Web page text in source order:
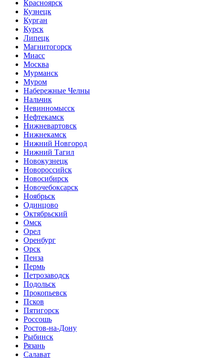
Красноярск
Кузнецк
Курган
Курск
Липецк
Магнитогорск
Миасс
Москва
Мурманск
Муром
Набережные Челны
Нальчик
Невинномысск
Нефтекамск
Нижневартовск
Нижнекамск
Нижний Новгород
Нижний Тагил
Новокузнецк
Новороссийск
Новосибирск
Новочебоксарск
Ноябрьск
Одинцово
Октябрьский
Омск
Орел
Оренбург
Орск
Пенза
Пермь
Петрозаводск
Подольск
Прокопьевск
Псков
Пятигорск
Россошь
Ростов-на-Дону
Рыбинск
Рязань
Салават